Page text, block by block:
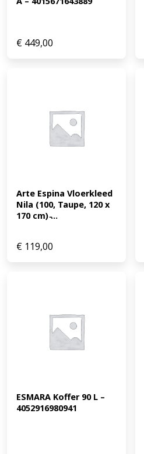
€ 449,00
Arte Espina Vloerkleed
Nila (100, Taupe, 120 x
170 cm) ̵...
€ 119,00
ESMARA Koffer 90 L –
4052916980941